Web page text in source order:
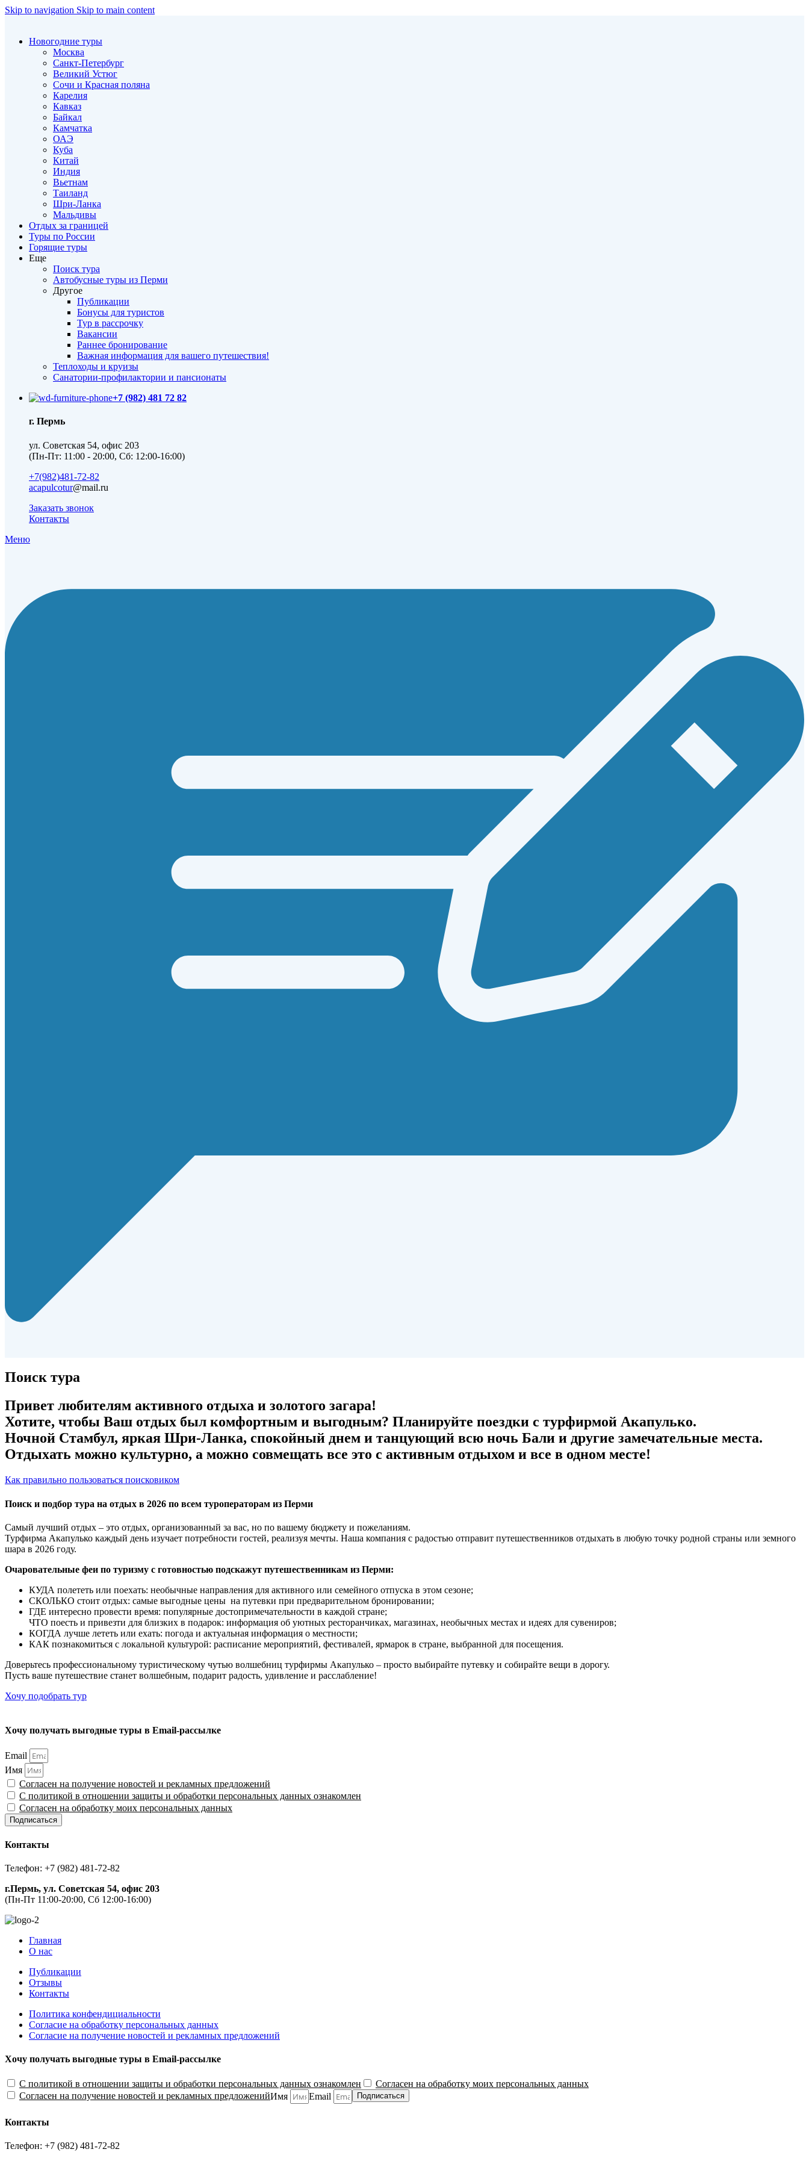
Skip to navigation Skip to main content
Новогодние туры
Москва
Санкт-Петербург
Великий Устюг
Сочи и Красная поляна
Карелия
Кавказ
Байкал
Камчатка
ОАЭ
Куба
Китай
Индия
Вьетнам
Таиланд
Шри-Ланка
Мальдивы
Отдых за границей
Туры по России
Горящие туры
Еще
Поиск тура
Автобусные туры из Перми
Другое
Публикации
Бонусы для туристов
Тур в рассрочку
Вакансии
Раннее бронирование
Важная информация для вашего путешествия!
Теплоходы и круизы
Санатории-профилактории и пансионаты
+7 (982) 481 72 82
г. Пермь
ул. Советская 54, офис 203
(Пн-Пт: 11:00 - 20:00, Сб: 12:00-16:00)
+7(982)481-72-82
acapulcotur@mail.ru
Заказать звонок
Контакты
Меню
Поиск тура
Привет любителям активного отдыха и золотого загара!
Хотите, чтобы Ваш отдых был комфортным и выгодным? Планируйте поездки с турфирмой Акапулько.
Ночной Стамбул, яркая Шри-Ланка, спокойный днем и танцующий всю ночь Бали и другие замечательные места.
Отдыхать можно культурно, а можно совмещать все это с активным отдыхом и все в одном месте!
Как правильно пользоваться поисковиком
Поиск и подбор тура на отдых в 2026 по всем туроператорам из Перми
Самый лучший отдых – это отдых, организованный за вас, но по вашему бюджету и пожеланиям.
Турфирма Акапулько каждый день изучает потребности гостей, реализуя мечты. Наша компания с радостью отправит путешественников отдыхать в любую точку родной страны или земного
шара в 2026 году.
Очаровательные феи по туризму с готовностью подскажут путешественникам из Перми:
КУДА полететь или поехать: необычные направления для активного или семейного отпуска в этом сезоне;
СКОЛЬКО стоит отдых: самые выгодные цены на путевки при предварительном бронировании;
ГДЕ интересно провести время: популярные достопримечательности в каждой стране;
ЧТО поесть и привезти для близких в подарок: информация об уютных ресторанчиках, магазинах, необычных местах и идеях для сувениров;
КОГДА лучше лететь или ехать: погода и актуальная информация о местности;
КАК познакомиться с локальной культурой: расписание мероприятий, фестивалей, ярмарок в стране, выбранной для посещения.
Доверьтесь профессиональному туристическому чутью волшебниц турфирмы Акапулько – просто выбирайте путевку и собирайте вещи в дорогу.
Пусть ваше путешествие станет волшебным, подарит радость, удивление и расслабление!
Хочу подобрать тур
Хочу получать выгодные туры в Email-рассылке
Email
Имя
Согласен на получение новостей и рекламных предложений
С политикой в отношении защиты и обработки персональных данных ознакомлен
Согласен на обработку моих персональных данных
Подписаться
Контакты
Телефон: +7 (982) 481-72-82
г.Пермь, ул. Советская 54, офис 203
(Пн-Пт 11:00-20:00, Сб 12:00-16:00)
Главная
О нас
Публикации
Отзывы
Контакты
Политика конфендициальности
Согласие на обработку персональных данных
Согласие на получение новостей и рекламных предложений
Хочу получать выгодные туры в Email-рассылке
С политикой в отношении защиты и обработки персональных данных ознакомлен
Согласен на обработку моих персональных данных
Согласен на получение новостей и рекламных предложенийИмя Email Подписаться
Контакты
Телефон: +7 (982) 481-72-82